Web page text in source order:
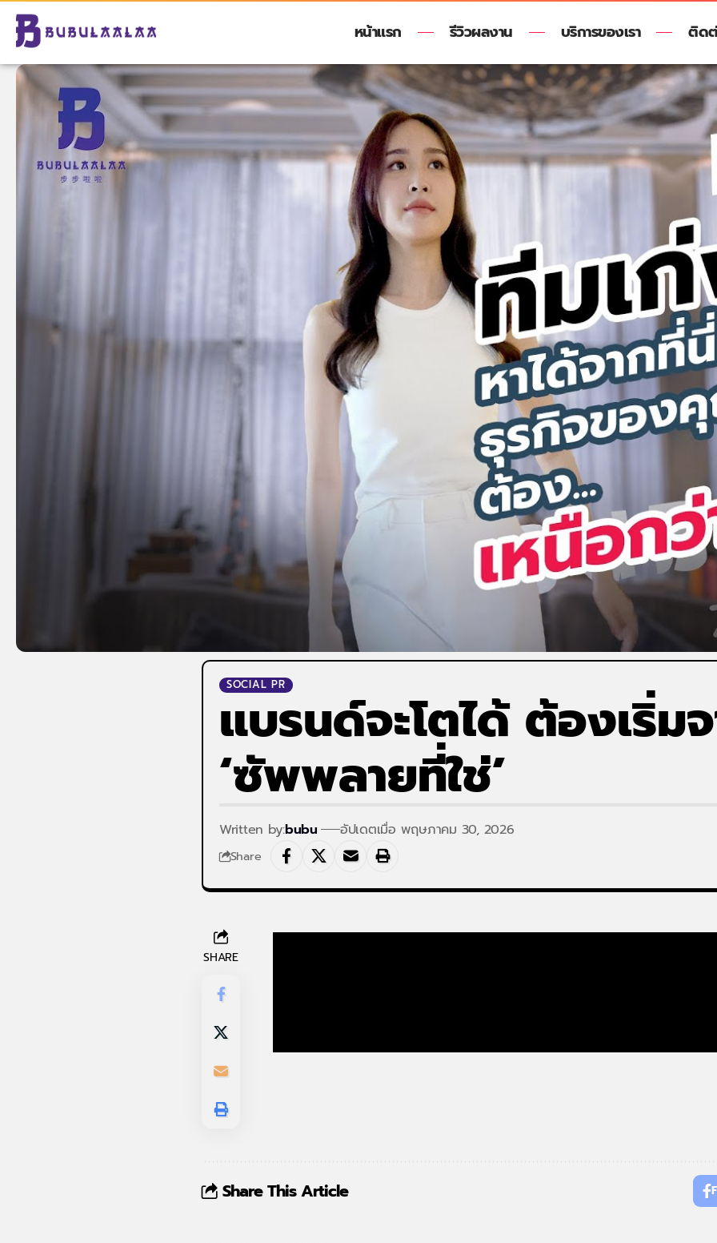
หน้าแรก รีวิวผลงาน บริการของเรา ติดต่
SOCIAL PR
แบรนด์จะโตได้ ต้องเริ่ม
‘ซัพพลายที่ใช่’
Written by:bubu อัปเดตเมื่อ พฤษภาคม 30, 2026
Share
SHARE
Share This Article